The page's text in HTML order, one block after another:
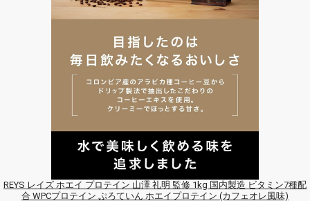
REYS レイズ ホエイ プロテイン 山澤 礼明 監修 1kg 国内製造 ビタミン7種配
合 WPCプロテイン ぷろていん ホエイプロテイン (カフェオレ風味)